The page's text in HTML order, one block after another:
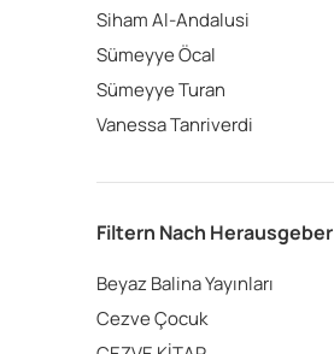
Siham Al-Andalusi
Sümeyye Öcal
Sümeyye Turan
Vanessa Tanriverdi
Filtern Nach Herausgeber
Beyaz Balina Yayınları
Cezve Çocuk